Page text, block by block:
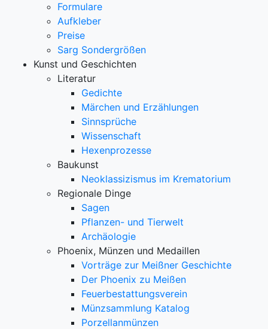
Formulare
Aufkleber
Preise
Sarg Sondergrößen
Kunst und Geschichten
Literatur
Gedichte
Märchen und Erzählungen
Sinnsprüche
Wissenschaft
Hexenprozesse
Baukunst
Neoklassizismus im Krematorium
Regionale Dinge
Sagen
Pflanzen- und Tierwelt
Archäologie
Phoenix, Münzen und Medaillen
Vorträge zur Meißner Geschichte
Der Phoenix zu Meißen
Feuerbestattungsverein
Münzsammlung Katalog
Porzellanmünzen